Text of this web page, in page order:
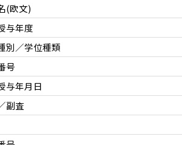
(欧文)
与年度
別／学位種類
号
与年月日
副査